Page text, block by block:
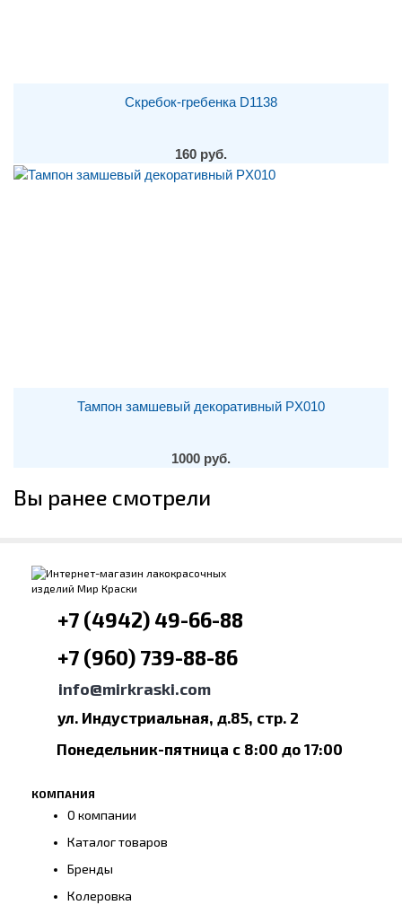
Скребок-гребенка D1138
160 руб.
Тампон замшевый декоративный PX010
1000 руб.
Вы ранее смотрели
+7 (4942) 49-66-88
+7 (960) 739-88-86
info@mirkraski.com
ул. Индустриальная, д.85, стр. 2
Понедельник-пятница с 8:00 до 17:00
КОМПАНИЯ
О компании
Каталог товаров
Бренды
Колеровка